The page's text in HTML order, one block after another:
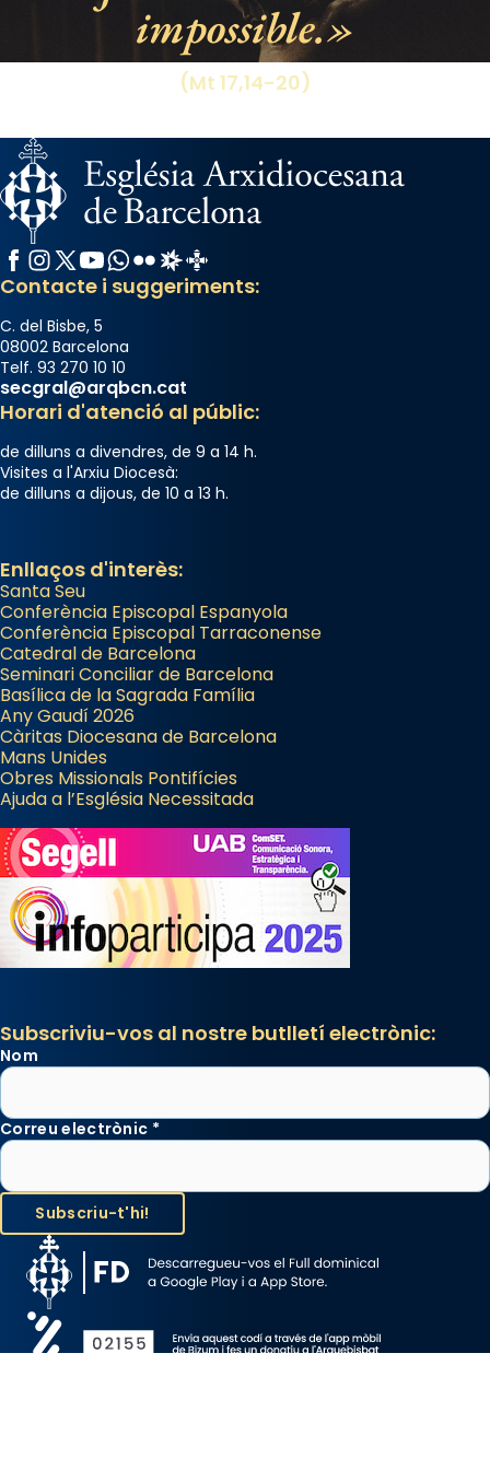
View on Facebookimpossible.
(Mt 17,14-20)
Facebook
Instagram
X / Twitter
YouTube
WhatsApp
FlickrRadio Estel
Catalunya Cristiana
Contacte i suggeriments:
C. del Bisbe, 5
08002 Barcelona
Telf. 93 270 10 10
secgral@arqbcn.cat
Horari d'atenció al públic:
de dilluns a divendres, de 9 a 14 h.
Visites a l'Arxiu Diocesà:
de dilluns a dijous, de 10 a 13 h.
Enllaços d'interès:
Santa Seu
Conferència Episcopal Espanyola
Conferència Episcopal Tarraconense
Catedral de Barcelona
Seminari Conciliar de Barcelona
Basílica de la Sagrada Família
Any Gaudí 2026
Càritas Diocesana de Barcelona
Mans Unides
Obres Missionals Pontifícies
Ajuda a l’Església Necessitada
Subscriviu-vos al nostre butlletí electrònic:
Nom
Correu electrònic *